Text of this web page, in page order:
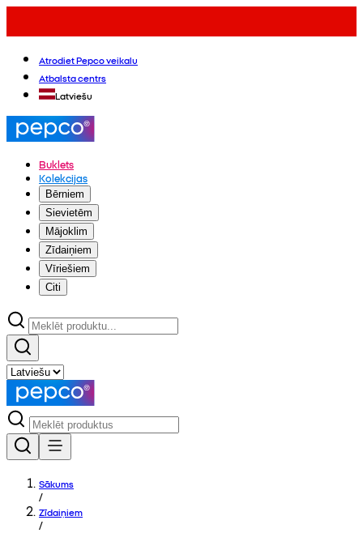
Atrodiet Pepco veikalu
Atbalsta centrs
Latviešu
Buklets
Kolekcijas
Bērniem
Sievietēm
Mājoklim
Zīdaiņiem
Vīriešiem
Citi
Sākums
/
Zīdaiņiem
/